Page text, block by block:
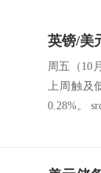
周五（10
上周触及
0.28%。